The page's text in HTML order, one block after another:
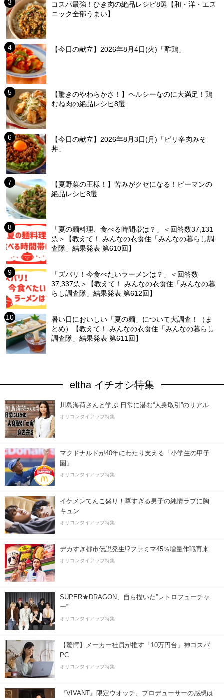
コスパ最強！ひき肉の絶品レシピ8選【和・洋・エス
ニック全部うまい】
【今日の献立】2026年8月4日(火)「酢鶏」
【驚きのやわらかさ！】ヘルシーなのに大満足！鶏
むね肉の絶品レシピ8選
【今日の献立】2026年8月3日(月)「ピリ辛肉みそ
丼」
【夏野菜の王様！】苦みがクセになる！ピーマンの
絶品レシピ8選
「夏の麺料理、食べる時間帯は？」＜回答数37,131
票＞【教えて！ みんなの衣食住「みんなの暮らし調
査隊」結果発表 第610回】
「ズバリ！今食べたいラーメンは？」＜回答数
37,337票＞【教えて！ みんなの衣食住「みんなの暮
らし調査隊」結果発表 第612回】
暑い日においしい「夏の麺」について大調査！（ま
とめ）【教えて！ みんなの衣食住「みんなの暮らし
調査隊」結果発表 第611回】
eltha イチオシ特集
川島海荷さんと学ぶ 日常に潜む“人身取引”のリアル
オリコンタイアップ特集
マクドナルドが40年にわたり支える「小学生の甲子
園」
オリコンタイアップ特集
イケメンてんこ盛り！尊すぎる男子の純情ラブに胸
キュン
オリコンタイアップ特集
デカすぎ都市伝説発生!?ファミマ45％増量作戦再来
オリコンタイアップ特集
SUPER★DRAGON、自ら描いた”レトロフューチャ
ー”
オリコンタイアップ特集
【驚愕】メーカー社員が推す「10万円台」神コスパ
PC
オリコンタイアップ特集
『VIVANT』限定ウオッチ、プロデューサーの感想は